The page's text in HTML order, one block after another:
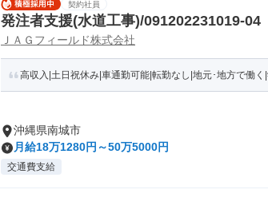
契約社員
発注者支援(水道工事)/091202231019-04
ＪＡＧフィールド株式会社
高収入|土日祝休み|車通勤可能|転勤なし|地元･地方で働
沖縄県南城市
月給18万1280円～50万5000円
交通費支給